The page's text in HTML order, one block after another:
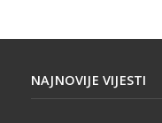
NAJNOVIJE VIJESTI